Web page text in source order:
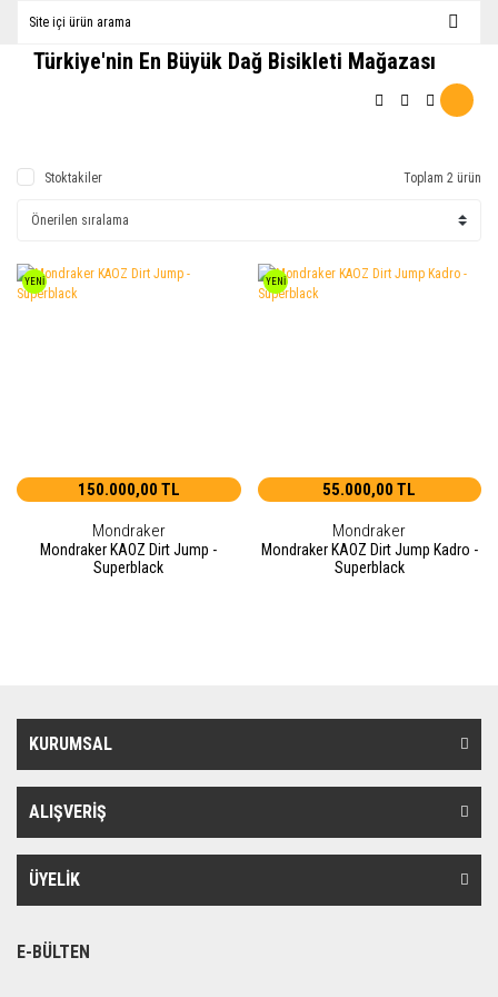
Türkiye'nin En Büyük Dağ Bisikleti Mağazası
Stoktakiler Toplam 2 ürün
YENİ
150.000,00 TL
Mondraker
Mondraker KAOZ Dirt Jump -
Superblack
YENİ
55.000,00 TL
Mondraker
Mondraker KAOZ Dirt Jump Kadro -
Superblack
KURUMSAL
ALIŞVERİŞ
ÜYELİK
E-BÜLTEN